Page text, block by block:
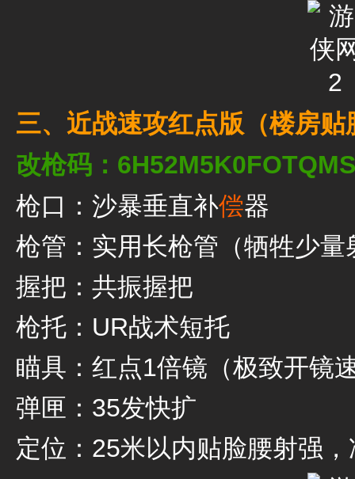
三、近战速攻红点版（楼房
改枪码：
枪口：沙暴垂直补偿器
枪管：实用长枪管（牺牲少量
握把：共振握把
枪托：UR战术短托
瞄具：红点1倍镜（极致开镜
弹匣：35发快扩
定位：25米以内贴脸腰射强